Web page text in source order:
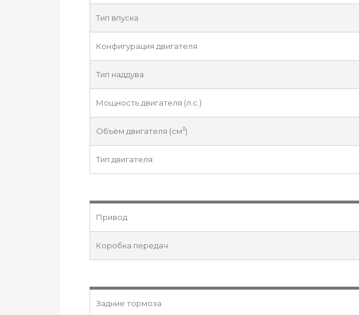
Тип впуска
Конфигурация двигателя
Тип наддува
Мощность двигателя (л.с.)
Объём двигателя (см3)
Тип двигателя
Привод
Коробка передач
Задние тормоза